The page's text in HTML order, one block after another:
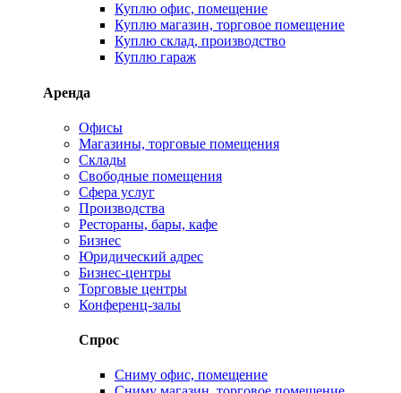
Куплю офис, помещение
Куплю магазин, торговое помещение
Куплю склад, производство
Куплю гараж
Аренда
Офисы
Магазины, торговые помещения
Склады
Свободные помещения
Сфера услуг
Производства
Рестораны, бары, кафе
Бизнес
Юридический адрес
Бизнес-центры
Торговые центры
Конференц-залы
Спрос
Сниму офис, помещение